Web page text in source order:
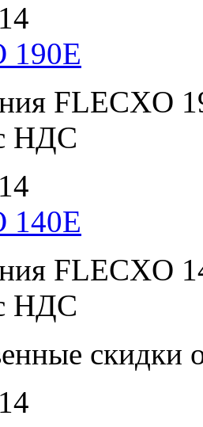
190E
FLECXO
НДС
140E
FLECXO
НДС
скидки